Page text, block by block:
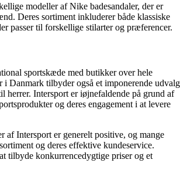
modeller af Nike badesandaler, der er
Deres sortiment inkluderer både klassiske
passer til forskellige stilarter og præferencer.
sportskæde med butikker over hele
i Danmark tilbyder også et imponerende udvalg
herrer. Intersport er iøjnefaldende på grund af
og deres engagement i at levere
af Intersport er generelt positive, og mange
og deres effektive kundeservice.
tilbyde konkurrencedygtige priser og et